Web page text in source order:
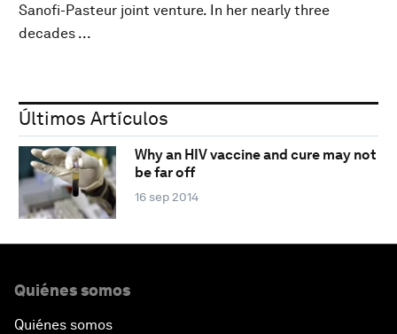
Sanofi-Pasteur joint venture. In her nearly three
decades ...
Últimos Artículos
Why an HIV vaccine and cure may not
be far off
16 sep 2014
Quiénes somos
Quiénes somos